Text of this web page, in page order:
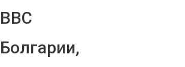
ВВС
Болгарии,